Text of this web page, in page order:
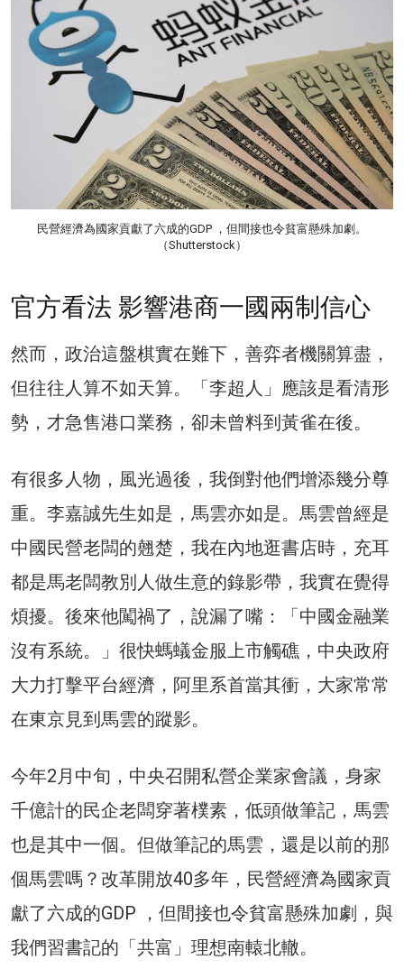
民營經濟為國家貢獻了六成的GDP ，但間接也令貧富懸殊加劇。
（Shutterstock）
官方看法 影響港商一國兩制信心
然而，政治這盤棋實在難下，善弈者機關算盡，
但往往人算不如天算。「李超人」應該是看清形
勢，才急售港口業務，卻未曾料到黃雀在後。
有很多人物，風光過後，我倒對他們增添幾分尊
重。李嘉誠先生如是，馬雲亦如是。馬雲曾經是
中國民營老闆的翹楚，我在內地逛書店時，充耳
都是馬老闆教別人做生意的錄影帶，我實在覺得
煩擾。後來他闖禍了，說漏了嘴：「中國金融業
沒有系統。」很快螞蟻金服上市觸礁，中央政府
大力打擊平台經濟，阿里系首當其衝，大家常常
在東京見到馬雲的蹤影。
今年2月中旬，中央召開私營企業家會議，身家
千億計的民企老闆穿著樸素，低頭做筆記，馬雲
也是其中一個。但做筆記的馬雲，還是以前的那
個馬雲嗎？改革開放40多年，民營經濟為國家貢
獻了六成的GDP ，但間接也令貧富懸殊加劇，與
我們習書記的「共富」理想南轅北轍。